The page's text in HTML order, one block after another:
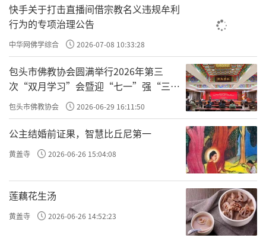
快手关于打击直播间借宗教名义违规牟利
行为的专项治理公告
中华网佛学综合 2026-07-08 10:33:28
包头市佛教协会圆满举行2026年第三
次“双月学习”会暨迎“七一”强“三
爱”主题书画笔会
包头市佛教协会 2026-06-29 16:11:50
公主结婚前证果，智慧比丘尼第一
黄盖寺 2026-06-26 15:04:08
莲藕花生汤
黄盖寺 2026-06-26 14:52:23